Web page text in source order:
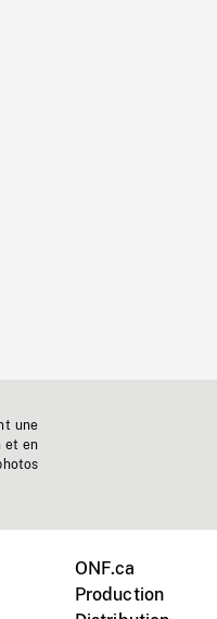
une
et en
ONF.ca
Production